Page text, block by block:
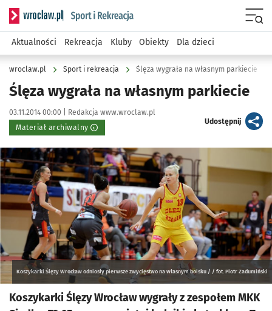
Serwis informacyjny wroclaw.pl podserwis: Sport i rekreacja
Aktualności Rekreacja Kluby Obiekty Dla dzieci
wroclaw.pl Sport i rekreacja Ślęza wygrała na własnym parkiecie
Ślęza wygrała na własnym parkiecie
Data publikacji:
03.11.2014 00:00 | Autor:
Redakcja www.wroclaw.pl
Materiał archiwalny
Udostępnijartykuł
Kliknij, aby powiększyć
Koszykarki Ślęzy Wrocław odniosły pierwsze zwycięstwo na własnym boisku / / fot. Piotr Zadumiński
Koszykarki Ślęzy Wrocław wygrały z zespołem MKK